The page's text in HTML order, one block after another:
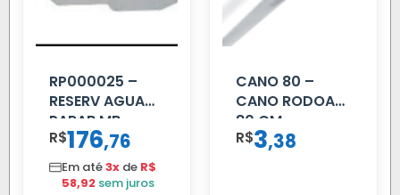
RP000025 –
RESERV AGUA
PARAB MB
ACCELO
C/TAMPA
R$176,76
Em até3x de R$
58,92 sem juros
CANO 80 –
CANO RODOAR
80 CM
R$3,38